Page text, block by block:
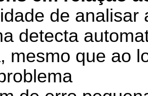
de
detecta
mesmo que ao